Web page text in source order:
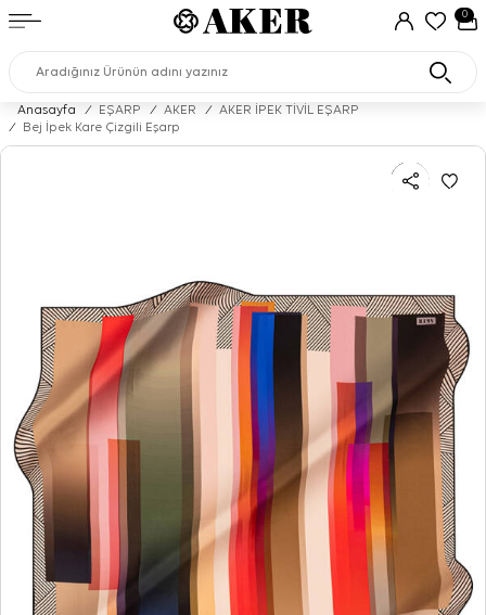
0
Anasayfa / EŞARP / AKER /
AKER İPEK TİVİL EŞARP
/
Bej İpek Kare Çizgili Eşarp